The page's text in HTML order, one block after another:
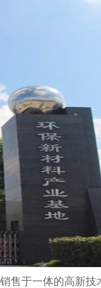
售于一体的高新技